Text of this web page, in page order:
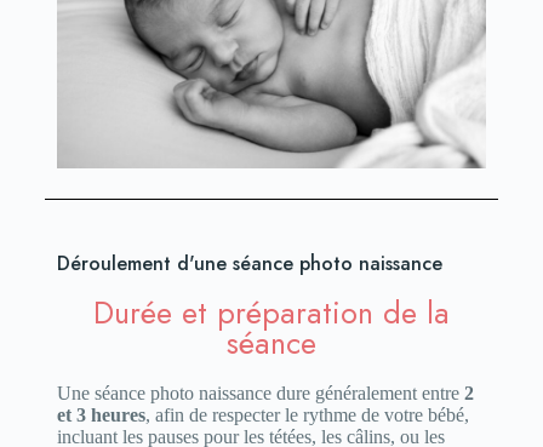
Déroulement d'une séance photo naissance
Durée et préparation de la
séance
Une séance photo naissance dure généralement entre 2
et 3 heures, afin de respecter le rythme de votre bébé,
incluant les pauses pour les tétées, les câlins, ou les